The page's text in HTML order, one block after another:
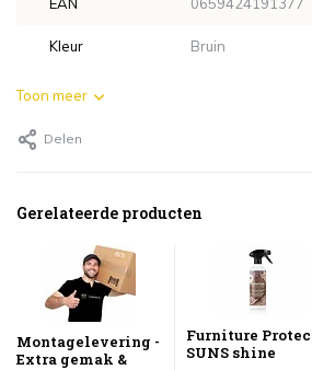
Kleur Bruin
Toon meer
Delen
Gerelateerde producten
Montagelevering -
Extra gemak &
Furniture
SUNS shine